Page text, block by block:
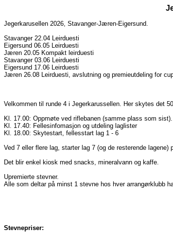
Jegerkarusellen 2026, Stavanger-Jæren-Eigersund.
Stavanger 22.04 Leirduesti
Eigersund 06.05 Leirduesti
Jæren 20.05 Kompakt leirduesti
Stavanger 03.06 Leirduesti
Eigersund 17.06 Leirduesti
Jæren 26.08 Leirduesti, avslutning og premieutdeling for
Velkommen til runde 4 i Jegerkarussellen. Her skytes det
Kl. 17.00: Oppmøte ved riflebanen (samme plass som
Kl. 17.40: Fellesinfomasjon og utdeling laglister
Kl. 18.00: Skytestart, fellesstart lag 1 - 6
Ved 7 eller flere lag, starter lag 7 (og de resterende
Det blir enkel kiosk med snacks, mineralvann og kaffe.
Upremierte stevner.
Alle som deltar på minst 1 stevne hos hver arrangørklubb
Stevnepriser: